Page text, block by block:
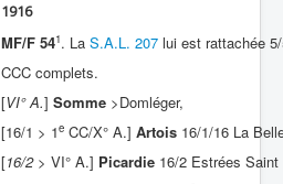
1916
MF/F 541. La S.A.L. 207 lui est rattachée
CCC complets.
[VI° A.] Somme >Domléger,
[16/1 > 1e CC/X° A.] Artois 16/1/16 La
[16/2> VI° A.] Picardie 16/2 Estrées